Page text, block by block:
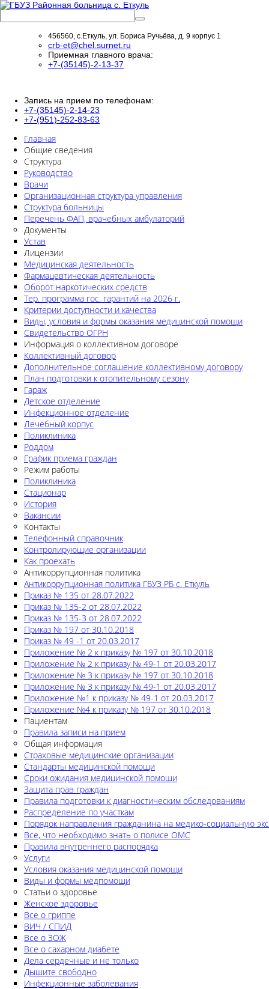
456560, с.Еткуль, ул. Бориса Ручьёва, д. 9 корпус 1
crb-et@chel.surnet.ru
Приемная главного врача:
+7-(35145)-2-13-37
Запись на прием по телефонам:
+7-(35145)-2-14-23
+7-(951)-252-83-63
Главная
Общие сведения
Структура
Руководство
Врачи
Организационная структура управления
Структура больницы
Перечень ФАП, врачебных амбулаторий
Документы
Устав
Лицензии
Медицинская деятельность
Фармацевтическая деятельность
Оборот наркотических средств
Тер. программа гос. гарантий на 2026 г.
Критерии доступности и качества
Виды, условия и формы оказания медицинской помощи
Свидетельство ОГРН
Информация о коллективном договоре
Коллективный договор
Дополнительное соглашение коллективному договору
План подготовки к отопительному сезону
Гараж
Детское отделение
Инфекционное отделение
Лечебный корпус
Поликлиника
Роддом
График приема граждан
Режим работы
Поликлиника
Стационар
История
Вакансии
Контакты
Телефонный справочник
Контролирующие организации
Как проехать
Антикоррупционная политика
Антикоррупционная политика ГБУЗ РБ с. Еткуль
Приказ № 135 от 28.07.2022
Приказ № 135-2 от 28.07.2022
Приказ № 135-3 от 28.07.2022
Приказ № 197 от 30.10.2018
Приказ № 49 -1 от 20.03.2017
Приложение № 2 к приказу № 197 от 30.10.2018
Приложение № 2 к приказу № 49-1 от 20.03.2017
Приложение № 3 к приказу № 197 от 30.10.2018
Приложение № 3 к приказу № 49-1 от 20.03.2017
Приложение №1 к приказу № 49-1 от 20.03.2017
Приложение №4 к приказу № 197 от 30.10.2018
Пациентам
Правила записи на прием
Общая информация
Страховые медицинские организации
Стандарты медицинской помощи
Сроки ожидания медицинской помощи
Защита прав граждан
Правила подготовки к диагностическим обследованиям
Распределение по участкам
Порядок направления гражданина на медико-социальную
Все, что необходимо знать о полисе ОМС
Правила внутреннего распорядка
Услуги
Условия оказания медицинской помощи
Виды и формы медпомощи
Статьи о здоровье
Женское здоровье
Все о гриппе
ВИЧ / СПИД
Все о ЗОЖ
Все о сахарном диабете
Дела сердечные и не только
Дышите свободно
Инфекционные заболевания